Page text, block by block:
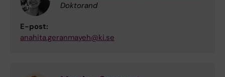
Doktorand
E-post:
anahita.geranmayeh@ki.se